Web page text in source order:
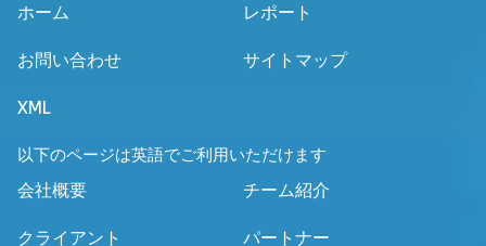
ホーム レポート
お問い合わせ サイトマップ
XML
以下のページは英語でご利用いただけます
会社概要
チーム紹介
クライアント パートナー